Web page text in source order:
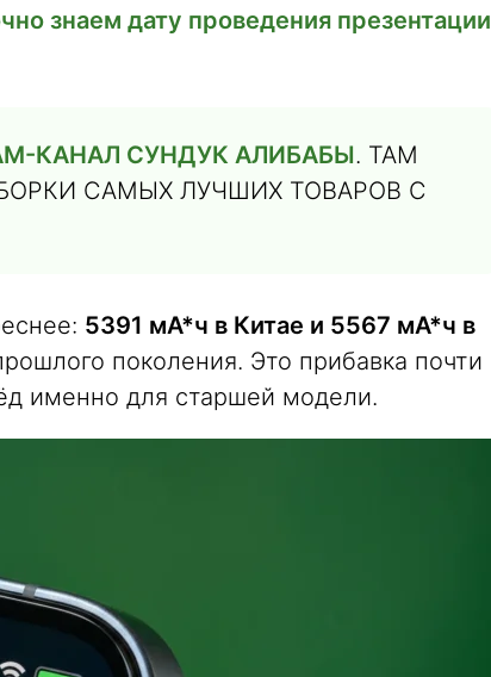
знаем дату проведения презентации
КАНАЛ СУНДУК АЛИБАБЫ. ТАМ
САМЫХ ЛУЧШИХ ТОВАРОВ С
5391 мА*ч в Китае и 5567 мА*ч в
поколения. Это прибавка почти
именно для старшей модели.